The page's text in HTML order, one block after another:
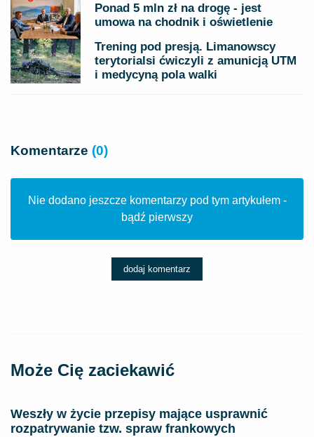
Ponad 5 mln zł na drogę - jest
umowa na chodnik i oświetlenie
Trening pod presją. Limanowscy
terytorialsi ćwiczyli z amunicją UTM
i medycyną pola walki
Komentarze (0)
Nie dodano jeszcze komentarzy pod tym artykułem -
bądź pierwszy
dodaj komentarz
Może Cię zaciekawić
Weszły w życie przepisy mające usprawnić
rozpatrywanie tzw. spraw frankowych